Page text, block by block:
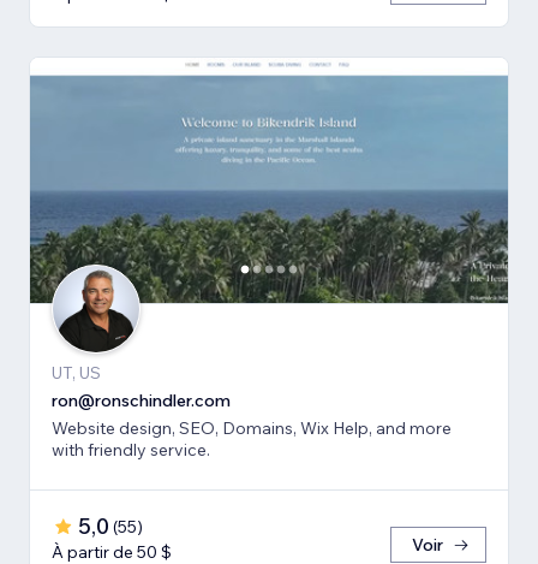
UT, US
ron@ronschindler.com
Website design, SEO, Domains, Wix Help, and more
with friendly service.
5,0 (55)
À partir de 50 $
Voir